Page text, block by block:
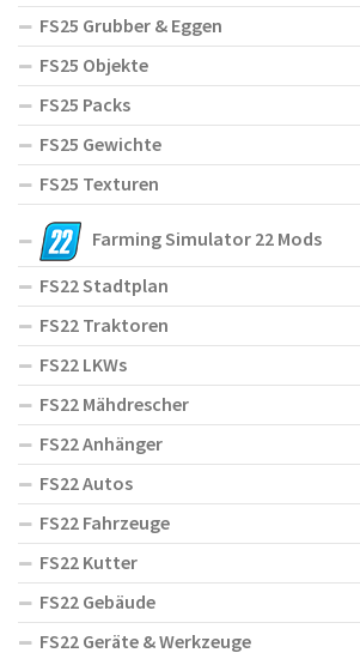
FS25 Grubber & Eggen
FS25 Objekte
FS25 Packs
FS25 Gewichte
FS25 Texturen
Farming Simulator 22 Mods
FS22 Stadtplan
FS22 Traktoren
FS22 LKWs
FS22 Mähdrescher
FS22 Anhänger
FS22 Autos
FS22 Fahrzeuge
FS22 Kutter
FS22 Gebäude
FS22 Geräte & Werkzeuge